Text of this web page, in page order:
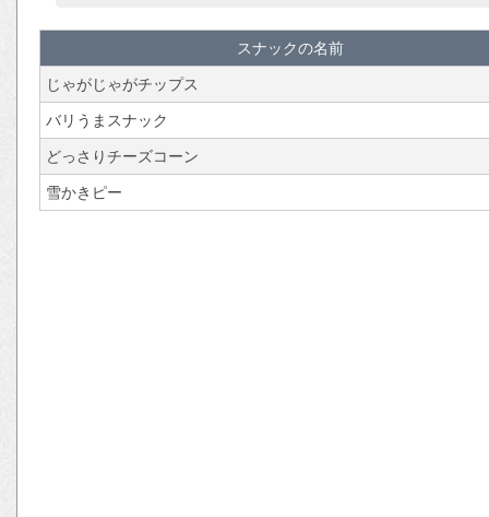
スナックの名前
じゃがじゃがチップス
バリうまスナック
どっさりチーズコーン
雪かきピー